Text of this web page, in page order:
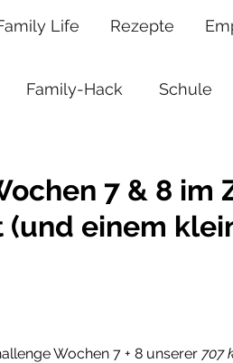
Life Rezepte
Family-Hack Schule
Kita Hochzeit
7 & 8 im
(und einem
Wochen 7 + 8 unserer 707